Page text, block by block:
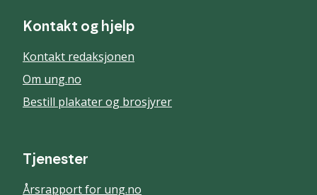
Kontakt og hjelp
Kontakt redaksjonen
Om ung.no
Bestill plakater og brosjyrer
Tjenester
Årsrapport for ung.no